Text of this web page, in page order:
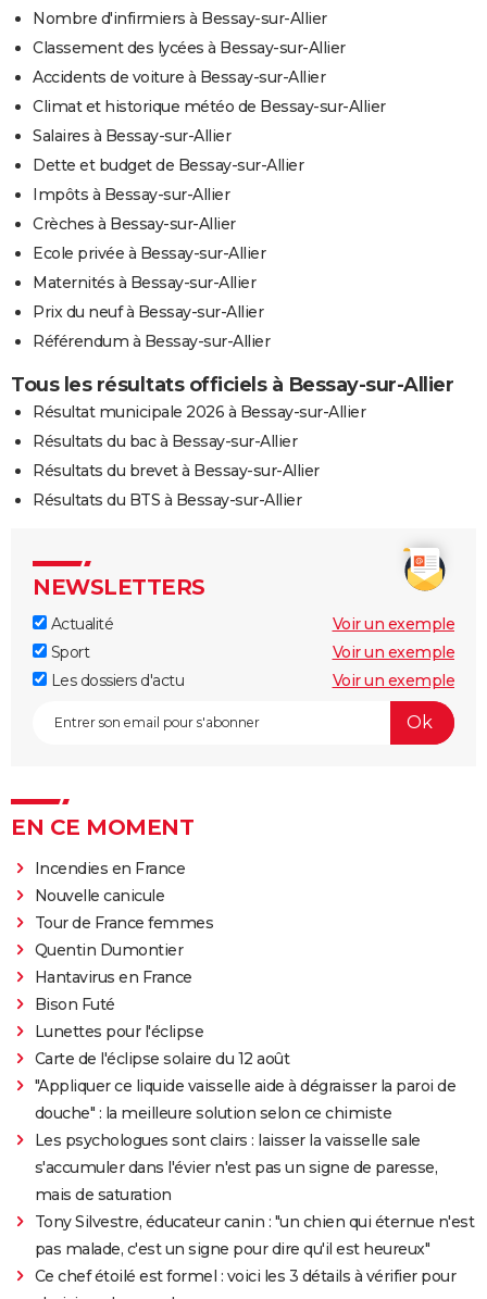
Nombre d'infirmiers à Bessay-sur-Allier
Classement des lycées à Bessay-sur-Allier
Accidents de voiture à Bessay-sur-Allier
Climat et historique météo de Bessay-sur-Allier
Salaires à Bessay-sur-Allier
Dette et budget de Bessay-sur-Allier
Impôts à Bessay-sur-Allier
Crèches à Bessay-sur-Allier
Ecole privée à Bessay-sur-Allier
Maternités à Bessay-sur-Allier
Prix du neuf à Bessay-sur-Allier
Référendum à Bessay-sur-Allier
Tous les résultats officiels à Bessay-sur-Allier
Résultat municipale 2026 à Bessay-sur-Allier
Résultats du bac à Bessay-sur-Allier
Résultats du brevet à Bessay-sur-Allier
Résultats du BTS à Bessay-sur-Allier
NEWSLETTERS
Actualité
Voir un exemple
Sport
Voir un exemple
Les dossiers d'actu
Voir un exemple
EN CE MOMENT
Incendies en France
Nouvelle canicule
Tour de France femmes
Quentin Dumontier
Hantavirus en France
Bison Futé
Lunettes pour l'éclipse
Carte de l'éclipse solaire du 12 août
"Appliquer ce liquide vaisselle aide à dégraisser la paroi de
douche" : la meilleure solution selon ce chimiste
Les psychologues sont clairs : laisser la vaisselle sale
s'accumuler dans l'évier n'est pas un signe de paresse,
mais de saturation
Tony Silvestre, éducateur canin : "un chien qui éternue n'est
pas malade, c'est un signe pour dire qu'il est heureux"
Ce chef étoilé est formel : voici les 3 détails à vérifier pour